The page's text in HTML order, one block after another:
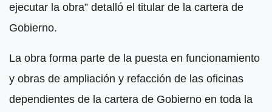
ejecutar la obra” detalló el titular de la cartera de
Gobierno.
La obra forma parte de la puesta en funcionamiento
y obras de ampliación y refacción de las oficinas
dependientes de la cartera de Gobierno en toda la